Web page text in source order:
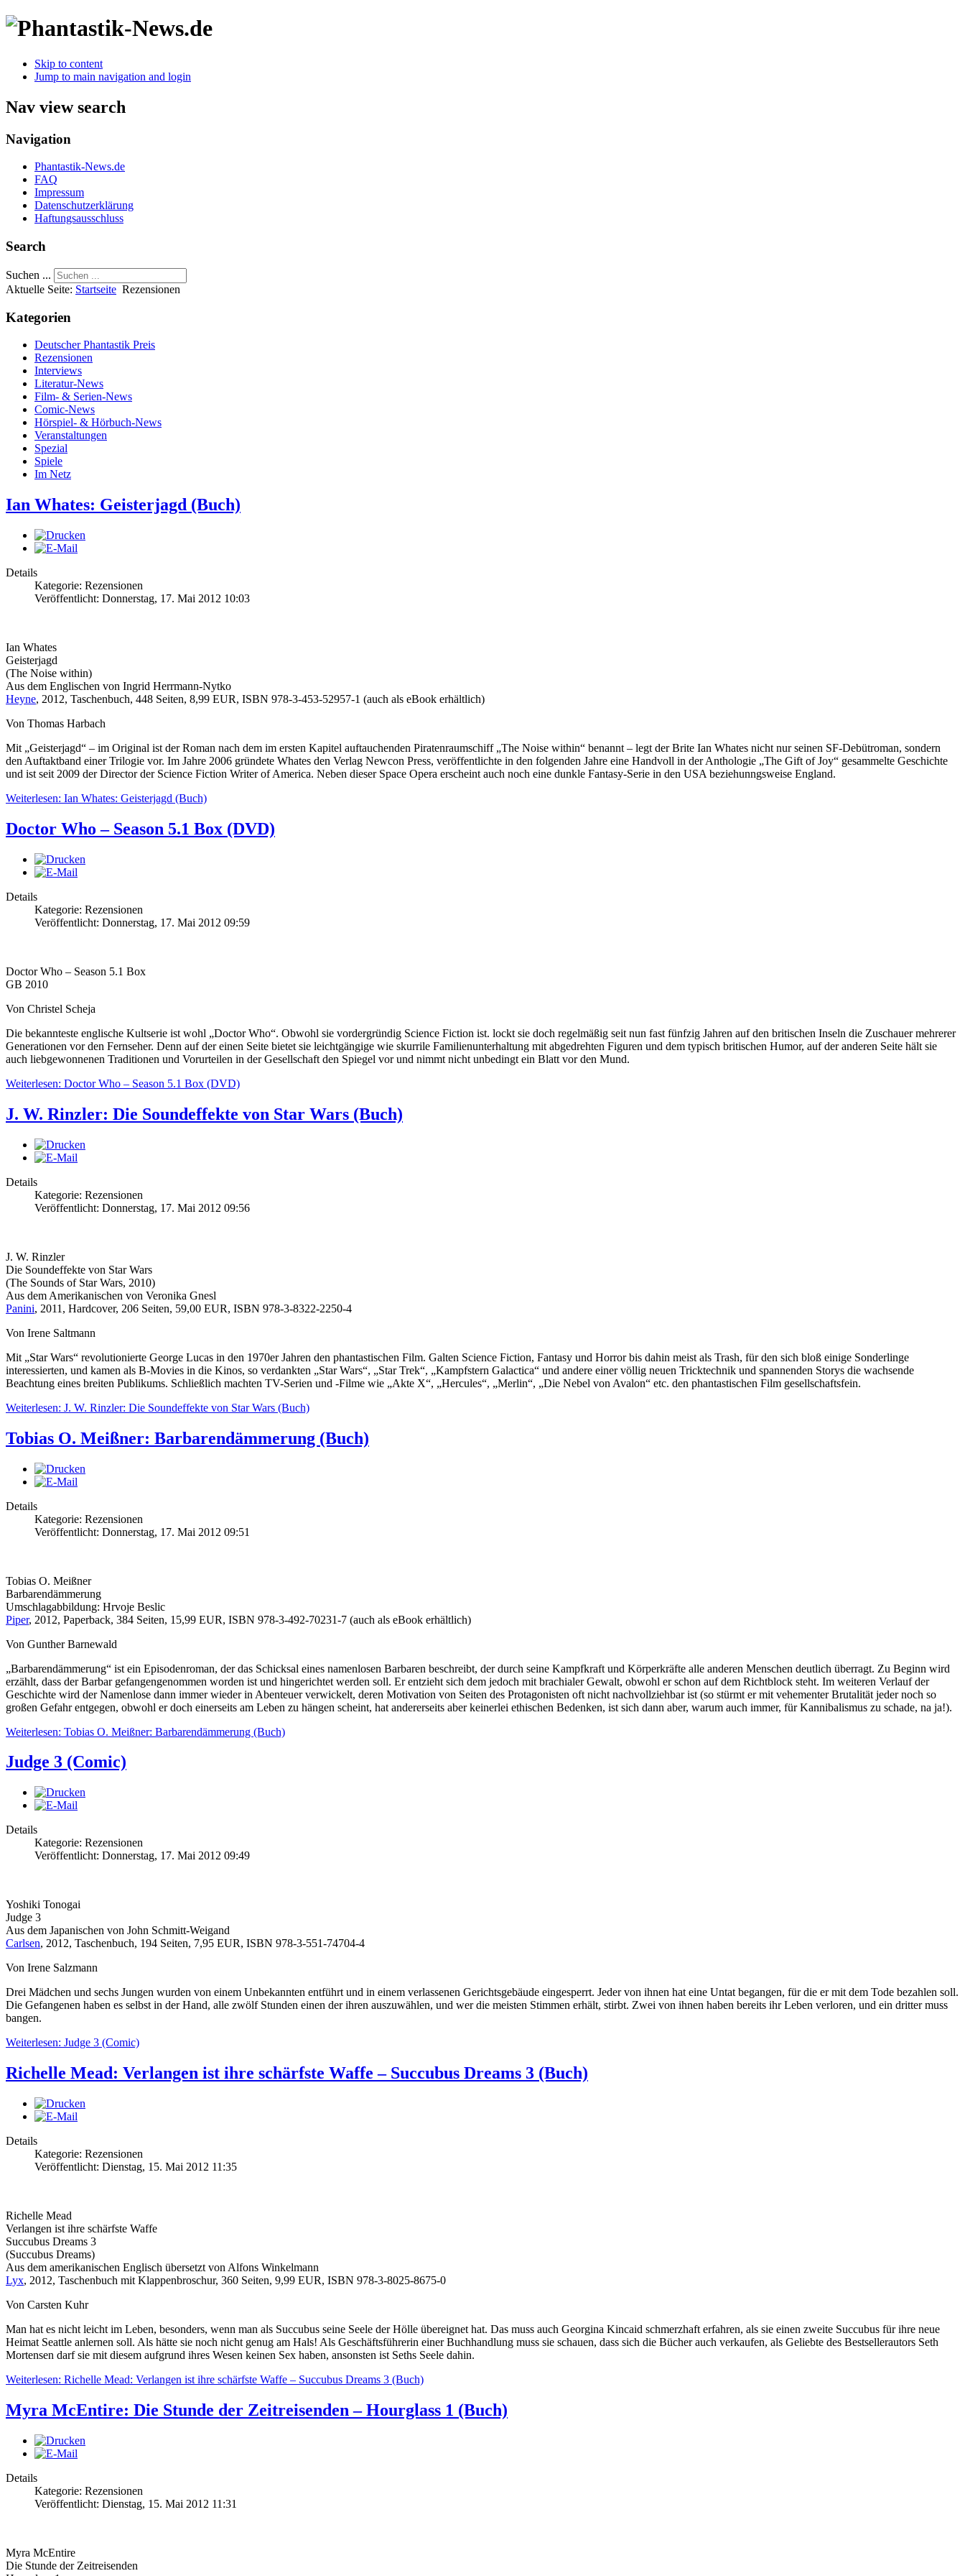
Skip to content
Jump to main navigation and login
Nav view search
Navigation
Phantastik-News.de
FAQ
Impressum
Datenschutzerklärung
Haftungsausschluss
Search
Suchen ...
Aktuelle Seite: Startseite Rezensionen
Kategorien
Deutscher Phantastik Preis
Rezensionen
Interviews
Literatur-News
Film- & Serien-News
Comic-News
Hörspiel- & Hörbuch-News
Veranstaltungen
Spezial
Spiele
Im Netz
Ian Whates: Geisterjagd (Buch)
Details
Kategorie: Rezensionen
Veröffentlicht: Donnerstag, 17. Mai 2012 10:03
Ian Whates
Geisterjagd
(The Noise within)
Aus dem Englischen von Ingrid Herrmann-Nytko
Heyne, 2012, Taschenbuch, 448 Seiten, 8,99 EUR, ISBN 978-3-453-52957-1 (auch als eBook erhältlich)
Von Thomas Harbach
Mit „Geisterjagd“ – im Original ist der Roman nach dem im ersten Kapitel auftauchenden Piratenraumschiff „The Noise within“ benannt – legt der Brite Ian Whates nicht nur seinen SF-Debütroman, sondern
den Auftaktband einer Trilogie vor. Im Jahre 2006 gründete Whates den Verlag Newcon Press, veröffentlichte in den folgenden Jahre eine Handvoll in der Anthologie „The Gift of Joy“ gesammelte Geschichte
und ist seit 2009 der Director der Science Fiction Writer of America. Neben dieser Space Opera erscheint auch noch eine dunkle Fantasy-Serie in den USA beziehunngsweise England.
Weiterlesen: Ian Whates: Geisterjagd (Buch)
Doctor Who – Season 5.1 Box (DVD)
Details
Kategorie: Rezensionen
Veröffentlicht: Donnerstag, 17. Mai 2012 09:59
Doctor Who – Season 5.1 Box
GB 2010
Von Christel Scheja
Die bekannteste englische Kultserie ist wohl „Doctor Who“. Obwohl sie vordergründig Science Fiction ist. lockt sie doch regelmäßig seit nun fast fünfzig Jahren auf den britischen Inseln die Zuschauer mehrerer
Generationen vor den Fernseher. Denn auf der einen Seite bietet sie leichtgängige wie skurrile Familienunterhaltung mit abgedrehten Figuren und dem typisch britischen Humor, auf der anderen Seite hält sie
auch liebgewonnenen Traditionen und Vorurteilen in der Gesellschaft den Spiegel vor und nimmt nicht unbedingt ein Blatt vor den Mund.
Weiterlesen: Doctor Who – Season 5.1 Box (DVD)
J. W. Rinzler: Die Soundeffekte von Star Wars (Buch)
Details
Kategorie: Rezensionen
Veröffentlicht: Donnerstag, 17. Mai 2012 09:56
J. W. Rinzler
Die Soundeffekte von Star Wars
(The Sounds of Star Wars, 2010)
Aus dem Amerikanischen von Veronika Gnesl
Panini, 2011, Hardcover, 206 Seiten, 59,00 EUR, ISBN 978-3-8322-2250-4
Von Irene Saltmann
Mit „Star Wars“ revolutionierte George Lucas in den 1970er Jahren den phantastischen Film. Galten Science Fiction, Fantasy und Horror bis dahin meist als Trash, für den sich bloß einige Sonderlinge
interessierten, und kamen als B-Movies in die Kinos, so verdankten „Star Wars“, „Star Trek“, „Kampfstern Galactica“ und andere einer völlig neuen Tricktechnik und spannenden Storys die wachsende
Beachtung eines breiten Publikums. Schließlich machten TV-Serien und -Filme wie „Akte X“, „Hercules“, „Merlin“, „Die Nebel von Avalon“ etc. den phantastischen Film gesellschaftsfein.
Weiterlesen: J. W. Rinzler: Die Soundeffekte von Star Wars (Buch)
Tobias O. Meißner: Barbarendämmerung (Buch)
Details
Kategorie: Rezensionen
Veröffentlicht: Donnerstag, 17. Mai 2012 09:51
Tobias O. Meißner
Barbarendämmerung
Umschlagabbildung: Hrvoje Beslic
Piper, 2012, Paperback, 384 Seiten, 15,99 EUR, ISBN 978-3-492-70231-7 (auch als eBook erhältlich)
Von Gunther Barnewald
„Barbarendämmerung“ ist ein Episodenroman, der das Schicksal eines namenlosen Barbaren beschreibt, der durch seine Kampfkraft und Körperkräfte alle anderen Menschen deutlich überragt. Zu Beginn wird
erzählt, dass der Barbar gefangengenommen worden ist und hingerichtet werden soll. Er entzieht sich dem jedoch mit brachialer Gewalt, obwohl er schon auf dem Richtblock steht. Im weiteren Verlauf der
Geschichte wird der Namenlose dann immer wieder in Abenteuer verwickelt, deren Motivation von Seiten des Protagonisten oft nicht nachvollziehbar ist (so stürmt er mit vehementer Brutalität jeder noch so
großen Gefahr entgegen, obwohl er doch einerseits am Leben zu hängen scheint, hat andererseits aber keinerlei ethischen Bedenken, ist sich dann aber, warum auch immer, für Kannibalismus zu schade, na ja!).
Weiterlesen: Tobias O. Meißner: Barbarendämmerung (Buch)
Judge 3 (Comic)
Details
Kategorie: Rezensionen
Veröffentlicht: Donnerstag, 17. Mai 2012 09:49
Yoshiki Tonogai
Judge 3
Aus dem Japanischen von John Schmitt-Weigand
Carlsen, 2012, Taschenbuch, 194 Seiten, 7,95 EUR, ISBN 978-3-551-74704-4
Von Irene Salzmann
Drei Mädchen und sechs Jungen wurden von einem Unbekannten entführt und in einem verlassenen Gerichtsgebäude eingesperrt. Jeder von ihnen hat eine Untat begangen, für die er mit dem Tode bezahlen soll.
Die Gefangenen haben es selbst in der Hand, alle zwölf Stunden einen der ihren auszuwählen, und wer die meisten Stimmen erhält, stirbt. Zwei von ihnen haben bereits ihr Leben verloren, und ein dritter muss
bangen.
Weiterlesen: Judge 3 (Comic)
Richelle Mead: Verlangen ist ihre schärfste Waffe – Succubus Dreams 3 (Buch)
Details
Kategorie: Rezensionen
Veröffentlicht: Dienstag, 15. Mai 2012 11:35
Richelle Mead
Verlangen ist ihre schärfste Waffe
Succubus Dreams 3
(Succubus Dreams)
Aus dem amerikanischen Englisch übersetzt von Alfons Winkelmann
Lyx, 2012, Taschenbuch mit Klappenbroschur, 360 Seiten, 9,99 EUR, ISBN 978-3-8025-8675-0
Von Carsten Kuhr
Man hat es nicht leicht im Leben, besonders, wenn man als Succubus seine Seele der Hölle übereignet hat. Das muss auch Georgina Kincaid schmerzhaft erfahren, als sie einen zweite Succubus für ihre neue
Heimat Seattle anlernen soll. Als hätte sie noch nicht genug am Hals! Als Geschäftsführerin einer Buchhandlung muss sie schauen, dass sich die Bücher auch verkaufen, als Geliebte des Bestsellerautors Seth
Mortensen darf sie mit diesem aufgrund ihres Wesen keinen Sex haben, ansonsten ist Seths Seele dahin.
Weiterlesen: Richelle Mead: Verlangen ist ihre schärfste Waffe – Succubus Dreams 3 (Buch)
Myra McEntire: Die Stunde der Zeitreisenden – Hourglass 1 (Buch)
Details
Kategorie: Rezensionen
Veröffentlicht: Dienstag, 15. Mai 2012 11:31
Myra McEntire
Die Stunde der Zeitreisenden